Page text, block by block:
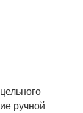
ручной